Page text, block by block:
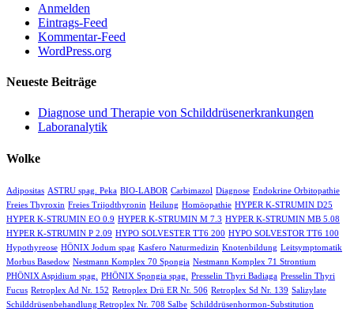
Anmelden
Eintrags-Feed
Kommentar-Feed
WordPress.org
Neueste Beiträge
Diagnose und Therapie von Schilddrüsenerkrankungen
Laboranalytik
Wolke
Adipositas ASTRU spag. Peka BIO-LABOR Carbimazol Diagnose Endokrine Orbitopathie
Freies Thyroxin Freies Trijodthyronin Heilung Homöopathie HYPER K-STRUMIN D25
HYPER K-STRUMIN EO 0.9 HYPER K-STRUMIN M 7.3 HYPER K-STRUMIN MB 5.08
HYPER K-STRUMIN P 2.09 HYPO SOLVESTER TT6 200 HYPO SOLVESTOR TT6 100
Hypothyreose HÖNIX Jodum spag Kasfero Naturmedizin Knotenbildung Leitsymptomatik
Morbus Basedow Nestmann Komplex 70 Spongia Nestmann Komplex 71 Strontium
PHÖNIX Aspidium spag.
PHÖNIX Spongia spag. Presselin Thyri Badiaga Presselin Thyri
Fucus Retroplex Ad Nr. 152 Retroplex Drü ER Nr. 506 Retroplex Sd Nr. 139 Salizylate
Schilddrüsenbehandlung Retroplex Nr. 708 Salbe Schilddrüsenhormon-Substitution